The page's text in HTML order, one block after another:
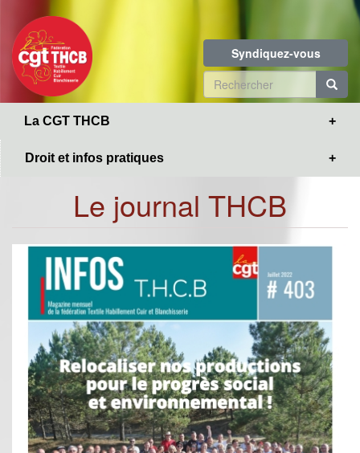
contenu
principal
Syndiquez-vous
Formulaire
de
La CGT THCB
Droit et infos pratiques
Le journal THCB